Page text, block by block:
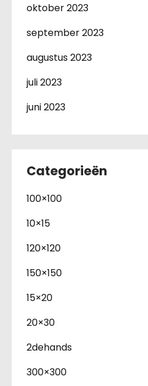
oktober 2023
september 2023
augustus 2023
juli 2023
juni 2023
Categorieën
100×100
10×15
120×120
150×150
15×20
20×30
2dehands
300×300